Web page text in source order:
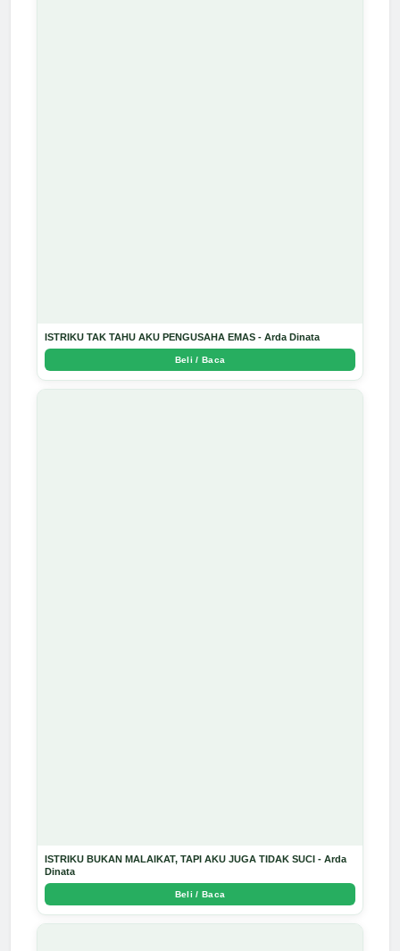
ISTRIKU TAK TAHU AKU PENGUSAHA EMAS - Arda Dinata
Beli / Baca
ISTRIKU BUKAN MALAIKAT, TAPI AKU JUGA TIDAK SUCI - Arda
Dinata
Beli / Baca